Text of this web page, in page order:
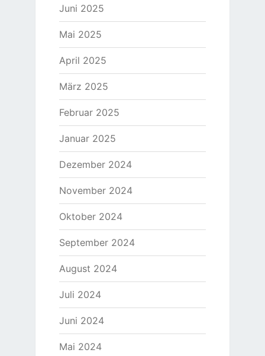
Juni 2025
Mai 2025
April 2025
März 2025
Februar 2025
Januar 2025
Dezember 2024
November 2024
Oktober 2024
September 2024
August 2024
Juli 2024
Juni 2024
Mai 2024